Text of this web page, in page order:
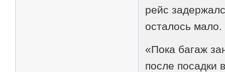
рейс
осталось мало.
«Пока багаж
после посадки